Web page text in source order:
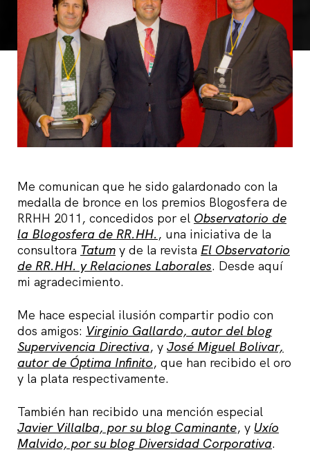
Me comunican que he sido galardonado con la
medalla de bronce en los premios Blogosfera de
RRHH 2011, concedidos por el Observatorio de
la Blogosfera de RR.HH. , una iniciativa de la
consultora Tatum y de la revista El Observatorio
de RR.HH. y Relaciones Laborales. Desde aquí
mi agradecimiento.
Me hace especial ilusión compartir podio con
dos amigos: Virginio Gallardo, autor del blog
Supervivencia Directiva, y José Miguel Bolivar,
autor de Óptima Infinito, que han recibido el oro
y la plata respectivamente.
También han recibido una mención especial
Javier Villalba, por su blog Caminante, y Uxío
Malvido, por su blog Diversidad Corporativa.